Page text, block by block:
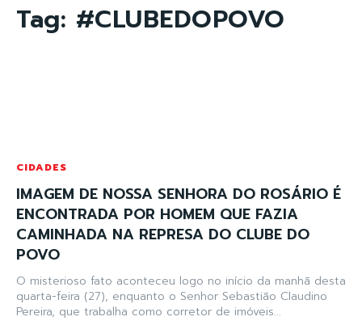
Tag: #CLUBEDOPOVO
CIDADES
IMAGEM DE NOSSA SENHORA DO ROSÁRIO É
ENCONTRADA POR HOMEM QUE FAZIA
CAMINHADA NA REPRESA DO CLUBE DO
POVO
O misterioso fato aconteceu logo no início da manhã desta
quarta-feira (27), enquanto o Senhor Sebastião Claudino
Pereira, que trabalha como corretor de imóveis...